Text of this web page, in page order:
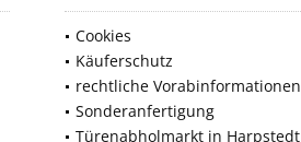
Cookies
Käuferschutz
rechtliche Vorabinformationen
Sonderanfertigung
Türenabholmarkt in Harpstedt